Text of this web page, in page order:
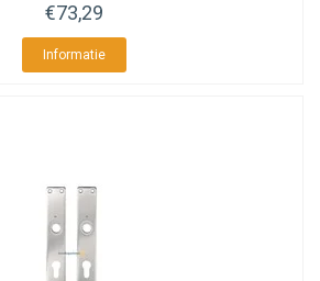
€73,29
Informatie